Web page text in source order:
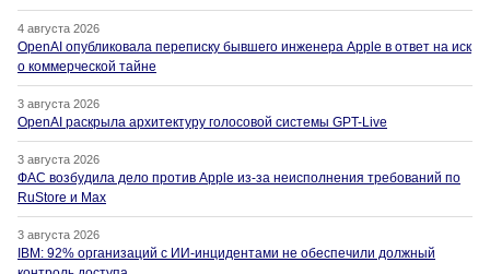
4 августа 2026
OpenAI опубликовала переписку бывшего инженера Apple в ответ на иск
о коммерческой тайне
3 августа 2026
OpenAI раскрыла архитектуру голосовой системы GPT-Live
3 августа 2026
ФАС возбудила дело против Apple из-за неисполнения требований по
RuStore и Max
3 августа 2026
IBM: 92% организаций с ИИ-инцидентами не обеспечили должный